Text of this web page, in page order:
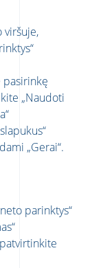
viršuje,
pasirinkę
„Naudoti
„Gerai“.
parinktys“